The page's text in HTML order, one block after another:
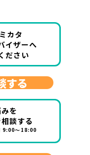
カタ
イザーへ
ださい
する
を
談する
9:00～18:00